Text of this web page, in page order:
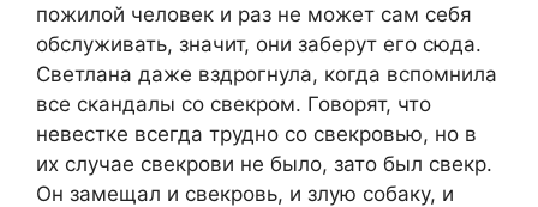
пожилой человек и раз не может сам себя
обслуживать, значит, они заберут его сюда.
Светлана даже вздрогнула, когда вспомнила
все скандалы со свекром. Говорят, что
невестке всегда трудно со свекровью, но в
их случае свекрови не было, зато был свекр.
Он замещал и свекровь, и злую собаку, и